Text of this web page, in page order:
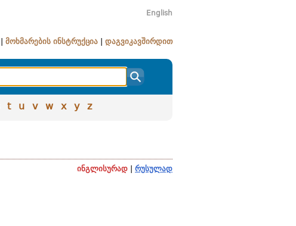
English
მოხმარების ინსტრუქცია დაგვიკავშირდით
t u v w x y z
ინგლისურად
რუსულად